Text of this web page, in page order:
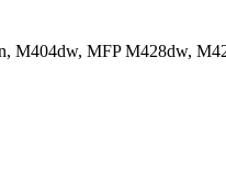
M404dw, MFP M428dw,